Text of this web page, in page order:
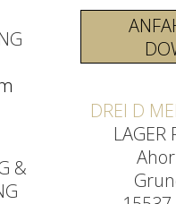
&
DREI D
LAGER